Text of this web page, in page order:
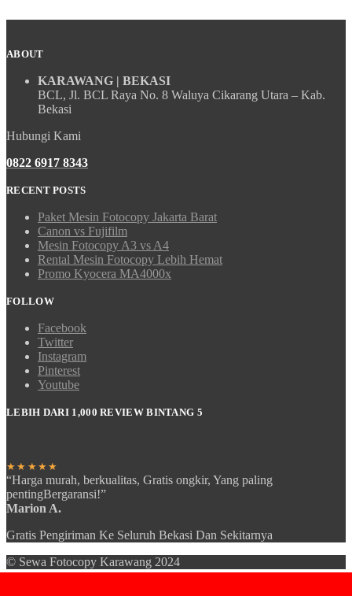
ABOUT
KARAWANG | BEKASI
BCL, Jl. BCL Raya No. 8 Waluya Cikarang Utara – Kab.
Bekasi
Hubungi Kami
0822 6917 8343
RECENT POSTS
Paket Mesin Fotocopy Jakarta Barat
Canon vs Fujifilm
Mesin Fotocopy A3 vs A4
Rental Mesin Fotocopy Lebih Hemat
Promo Kyocera MA4000x
FOLLOW
Facebook
Twitter
Instagram
Pinterest
Youtube
LEBIH DARI 1,000 REVIEW BINTANG 5
★★★★★
“Harga murah, berkualitas, Gratis ongkir, Yang paling
pentingBergaransi!”
Marion A.
Gratis Pengiriman Ke Seluruh Bekasi Dan Sekitarnya
© Sewa Fotocopy Karawang 2024